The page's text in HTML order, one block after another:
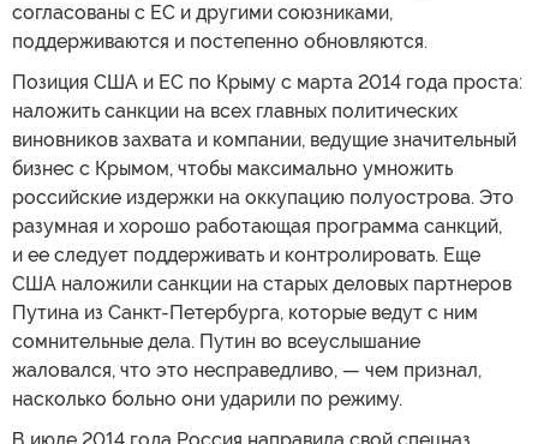
согласованы с ЕС и другими союзниками,
поддерживаются и постепенно обновляются.
Позиция США и ЕС по Крыму с марта 2014 года проста:
наложить санкции на всех главных политических
виновников захвата и компании, ведущие значительный
бизнес с Крымом, чтобы максимально умножить
российские издержки на оккупацию полуострова. Это
разумная и хорошо работающая программа санкций,
и ее следует поддерживать и контролировать. Еще
США наложили санкции на старых деловых партнеров
Путина из Санкт-Петербурга, которые ведут с ним
сомнительные дела. Путин во всеуслышание
жаловался, что это несправедливо, — чем признал,
насколько больно они ударили по режиму.
В июле 2014 года Россия направила свой спецназ